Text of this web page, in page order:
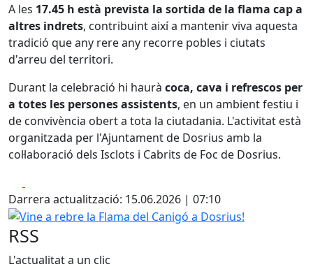
A les 17.45 h està prevista la sortida de la flama cap a
altres indrets, contribuint així a mantenir viva aquesta
tradició que any rere any recorre pobles i ciutats
d'arreu del territori.
Durant la celebració hi haurà coca, cava i refrescos per
a totes les persones assistents, en un ambient festiu i
de convivència obert a tota la ciutadania. L'activitat està
organitzada per l'Ajuntament de Dosrius amb la
col·laboració dels Isclots i Cabrits de Foc de Dosrius.
Darrera actualització: 15.06.2026 | 07:10
Vine a rebre la Flama del Canigó a Dosrius!
RSS
L'actualitat a un clic